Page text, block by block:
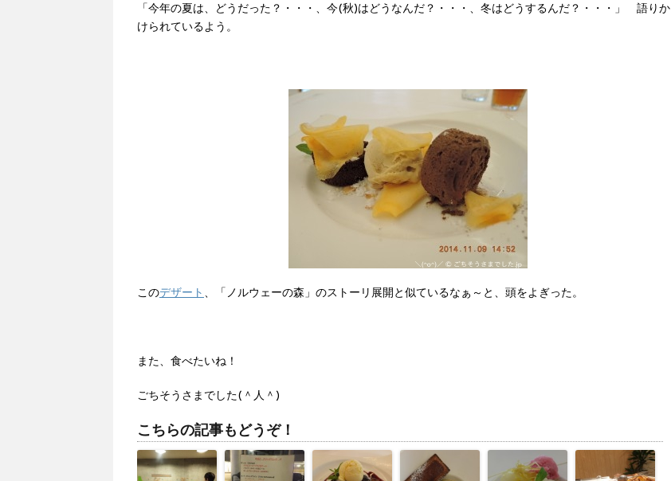
「今年の夏は、どうだった？・・・、今(秋)はどうなんだ？・・・、冬はどうするんだ？・・・」 語りか
けられているよう。
このデザート 、「ノルウェーの森」のストーリ展開と似ているなぁ～と、頭をよぎった。
また、食べたいね！
ごちそうさまでした(＾人＾)
こちらの記事もどうぞ！